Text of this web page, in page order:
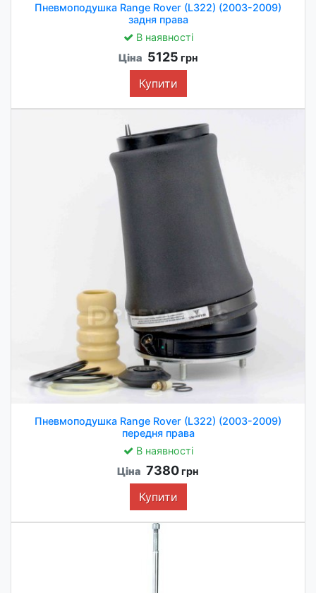
Пневмоподушка Range Rover (L322) (2003-2009)
задня права
В наявності
Ціна 5125 грн
Купити
Пневмоподушка Range Rover (L322) (2003-2009)
передня права
В наявності
Ціна 7380грн
Купити